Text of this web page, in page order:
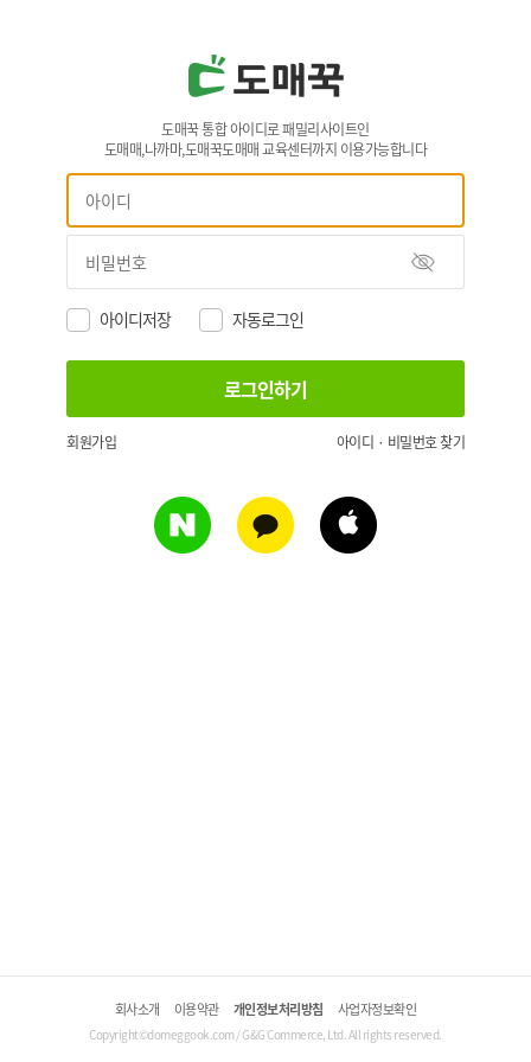
도매꾹 통합 아이디로 패밀리사이트인
도매매,나까마,도매꾹도매매 교육센터까지 이용가능합니다
아이디저장 자동로그인
회원가입 아이디 · 비밀번호 찾기
회사소개 이용약관 개인정보처리방침 사업자정보확인
Copyright©domeggook.com / G&G Commerce, Ltd. All rights reserved.